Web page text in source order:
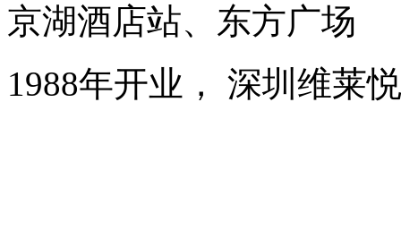
京湖酒店站、东方广场
1988年开业， 深圳维